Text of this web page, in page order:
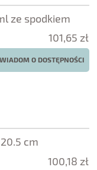
ze spodkiem
101,65 zł
O DOSTĘPNOŚCI
cm
100,18 zł